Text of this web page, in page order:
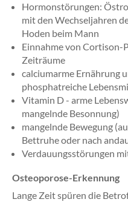
Hormonstörungen:
mit den Wechseljahren
Hoden beim Mann
Einnahme von Cortison-
Zeiträume
calciumarme Ernährung
phosphatreiche
Vitamin D - arme
mangelnde Besonnung)
mangelnde Bewegung
Bettruhe oder nach
Verdauungsstörungen
Osteoporose-Erkennung
Lange Zeit spüren die